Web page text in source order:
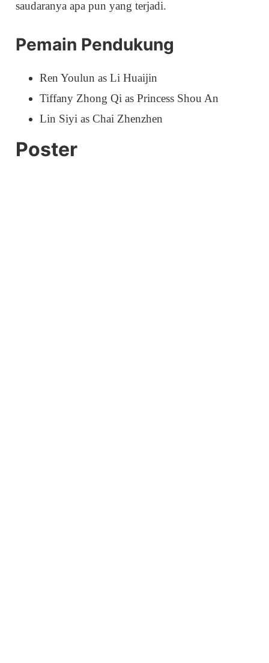
saudaranya apa pun yang terjadi.
Pemain Pendukung
Ren Youlun as Li Huaijin
Tiffany Zhong Qi as Princess Shou An
Lin Siyi as Chai Zhenzhen
Poster